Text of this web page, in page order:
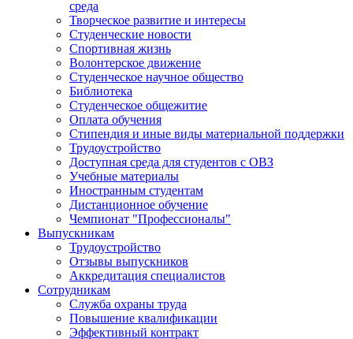
среда
Творческое развитие и интересы
Студенческие новости
Спортивная жизнь
Волонтерское движение
Студенческое научное общество
Библиотека
Студенческое общежитие
Оплата обучения
Стипендия и иные виды материальной поддержки
Трудоустройство
Доступная среда для студентов с ОВЗ
Учебные материалы
Иностранным студентам
Дистанционное обучение
Чемпионат "Профессионалы"
Выпускникам
Трудоустройство
Отзывы выпускников
Аккредитация специалистов
Сотрудникам
Служба охраны труда
Повышение квалификации
Эффективный контракт